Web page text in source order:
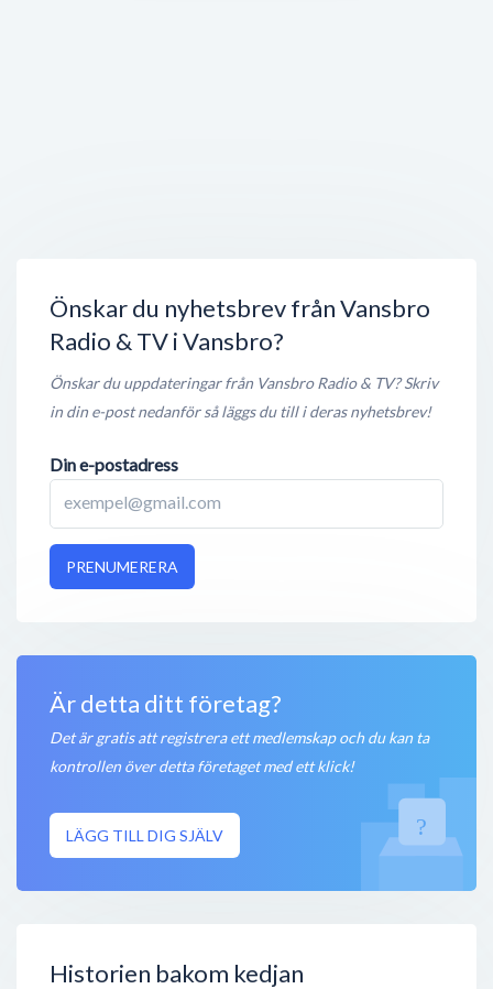
Önskar du nyhetsbrev från Vansbro
Radio & TV i Vansbro?
Önskar du uppdateringar från Vansbro Radio & TV? Skriv
in din e-post nedanför så läggs du till i deras nyhetsbrev!
Din e-postadress
PRENUMERERA
Är detta ditt företag?
Det är gratis att registrera ett medlemskap och du kan ta
kontrollen över detta företaget med ett klick!
LÄGG TILL DIG SJÄLV
Historien bakom kedjan